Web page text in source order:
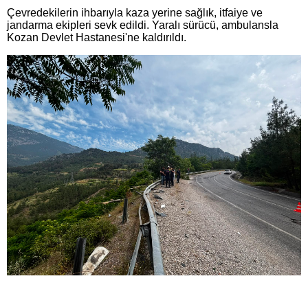
Çevredekilerin ihbarıyla kaza yerine sağlık, itfaiye ve
jandarma ekipleri sevk edildi. Yaralı sürücü, ambulansla
Kozan Devlet Hastanesi'ne kaldırıldı.